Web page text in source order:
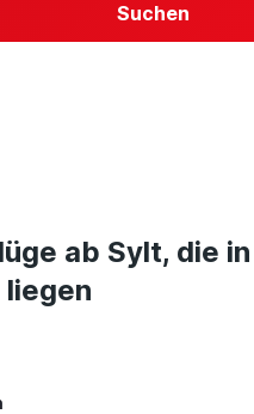
Suchen
ab Sylt, die